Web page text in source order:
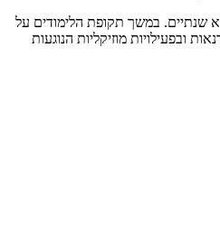
שנתיים. במשך תקופת הלימודים על
ובפעילויות מוזיקליות הנוגעות